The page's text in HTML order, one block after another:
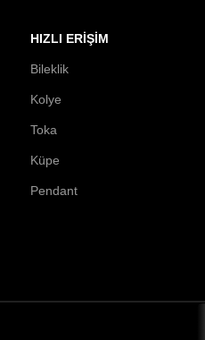
HIZLI ERIŞIM
Bileklik
Kolye
Toka
Küpe
Pendant